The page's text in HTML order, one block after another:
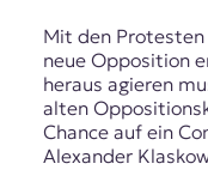
Mit den
neue Opposition
heraus agieren
alten
Chance auf ein
Alexander